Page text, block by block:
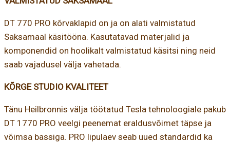
DT 770 PRO kõrvaklapid on ja on alati valmistatud
Saksamaal käsitööna. Kasutatavad materjalid ja
komponendid on hoolikalt valmistatud käsitsi ning neid
saab vajadusel välja vahetada.
KÕRGE STUDIO KVALITEET
Tänu Heilbronnis välja töötatud Tesla tehnoloogiale pakub
DT 1770 PRO veelgi peenemat eraldusvõimet täpse ja
võimsa bassiga. PRO lipulaev seab uued standardid ka